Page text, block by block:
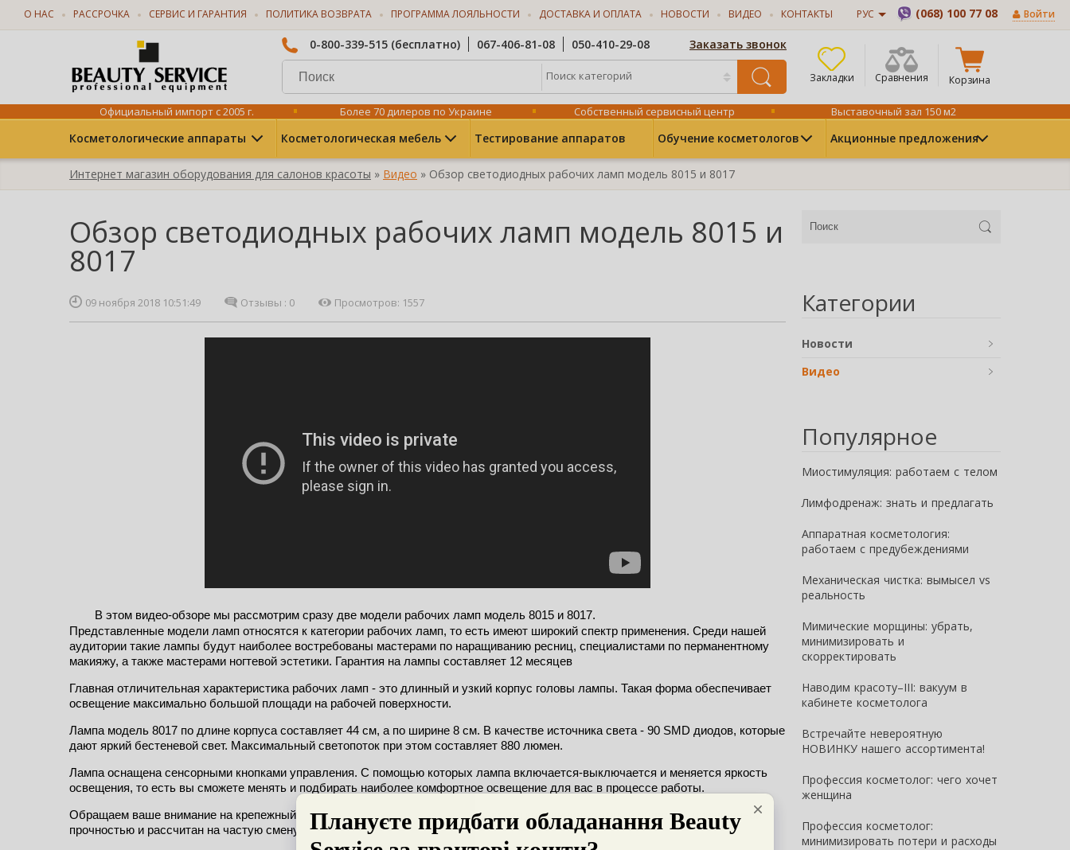
О НАС РАССРОЧКА СЕРВИС И ГАРАНТИЯ ПОЛИТИКА ВОЗВРАТА ПРОГРАММА ЛОЯЛЬНОСТИ ДОСТАВКА И ОПЛАТА НОВОСТИ ВИДЕО КОНТАКТЫ РУС (068) 100 77 08 Войти
0-800-339-515 (бесплатно) 067-406-81-08 050-410-29-08 Заказать звонок
Поиск категорий Закладки Сравнения Корзина
Официальный импорт с 2005 г. Более 70 дилеров по Украине Собственный сервисный центр Выставочный зал 150 м2
Косметологические аппараты Косметологическая мебель Тестирование аппаратов Обучение косметологов Акционные предложения
Интернет магазин оборудования для салонов красоты » Видео » Обзор светодиодных рабочих ламп модель 8015 и 8017
Категории
Новости
Видео
Популярное
Миостимуляция: работаем с телом
Лимфодренаж: знать и предлагать
Аппаратная косметология:
работаем с предубеждениями
Механическая чистка: вымысел vs
реальность
Мимические морщины: убрать,
минимизировать и
скорректировать
Наводим красоту–III: вакуум в
кабинете косметолога
Встречайте невероятную
НОВИНКУ нашего ассортимента!
Профессия косметолог: чего хочет
женщина
Профессия косметолог:
минимизировать потери и расходы
Обзор светодиодных рабочих ламп модель 8015 и
8017
09 ноября 2018 10:51:49 Отзывы : 0 Просмотров: 1557
В этом видео-обзоре мы рассмотрим сразу две модели рабочих ламп модель 8015 и 8017.
Представленные модели ламп относятся к категории рабочих ламп, то есть имеют широкий спектр применения. Среди нашей
аудитории такие лампы будут наиболее востребованы мастерами по наращиванию ресниц, специалистами по перманентному
макияжу, а также мастерами ногтевой эстетики. Гарантия на лампы составляет 12 месяцев
Главная отличительная характеристика рабочих ламп - это длинный и узкий корпус головы лампы. Такая форма обеспечивает
освещение максимально большой площади на рабочей поверхности.
Лампа модель 8017 по длине корпуса составляет 44 см, а по ширине 8 см. В качестве источника света - 90 SMD диодов, которые
дают яркий бестеневой свет. Максимальный светопоток при этом составляет 880 люмен.
Лампа оснащена сенсорными кнопками управления. С помощью которых лампа включается-выключается и меняется яркость
освещения, то есть вы сможете менять и подбирать наиболее комфортное освещение для вас в процессе работы.
Обращаем ваше внимание на крепежный механизм головы лампы - это новый тип крепления, который обладает повышенной
прочностью и рассчитан на частую смену положения головы лампы.